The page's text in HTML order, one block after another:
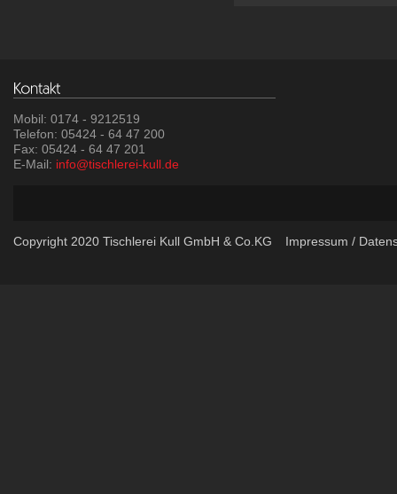
Mobil: 0174 - 9212519
Telefon: 05424 - 64 47 200
Fax: 05424 - 64 47 201
E-Mail: info@tischlerei-kull.de
Copyright 2020 Tischlerei Kull GmbH & Co.KG Impressum /